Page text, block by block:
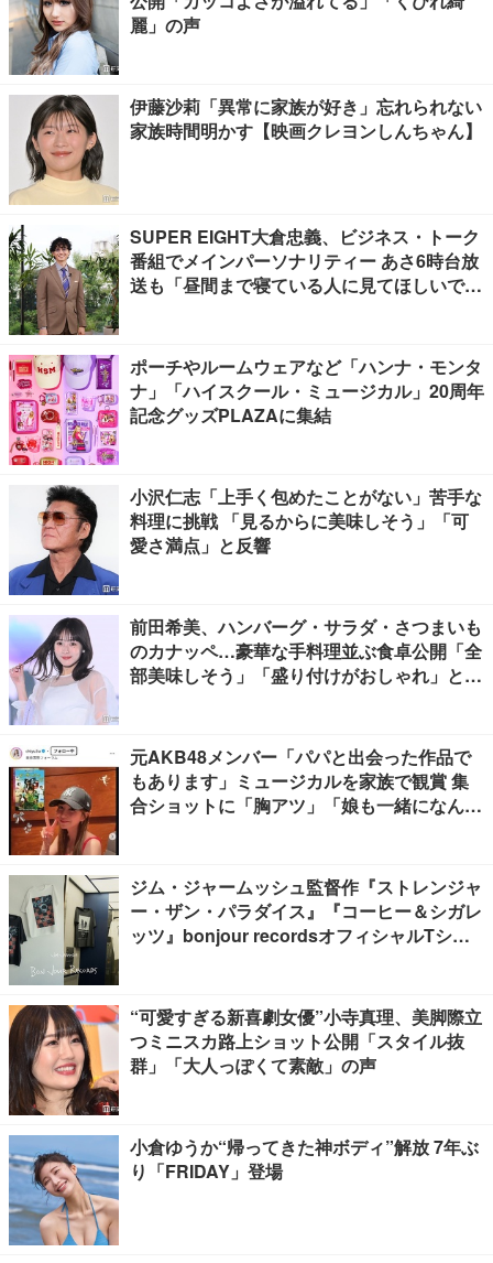
麗」の声
伊藤沙莉「異常に家族が好き」忘れられない
家族時間明かす【映画クレヨンしんちゃん】
SUPER EIGHT大倉忠義、ビジネス・トーク
番組でメインパーソナリティー あさ6時台放
送も「昼間まで寝ている人に見てほしいで
ポーチやルームウェアなど「ハンナ・モンタ
ナ」「ハイスクール・ミュージカル」20周年
記念グッズPLAZAに集結
小沢仁志「上手く包めたことがない」苦手な
料理に挑戦 「見るからに美味しそう」「可
愛さ満点」と反響
前田希美、ハンバーグ・サラダ・さつまいも
のカナッペ…豪華な手料理並ぶ食卓公開「全
部美味しそう」「盛り付けがおしゃれ」と絶
元AKB48メンバー「パパと出会った作品で
もあります」ミュージカルを家族で観賞 集
合ショットに「胸アツ」「娘も一緒になんて
ジム・ジャームッシュ監督作『ストレンジャ
ー・ザン・パラダイス』『コーヒー＆シガレ
ッツ』bonjour recordsオフィシャルTシャ
“可愛すぎる新喜劇女優”小寺真理、美脚際立
つミニスカ路上ショット公開「スタイル抜
群」「大人っぽくて素敵」の声
小倉ゆうか“帰ってきた神ボディ”解放 7年ぶ
り「FRIDAY」登場